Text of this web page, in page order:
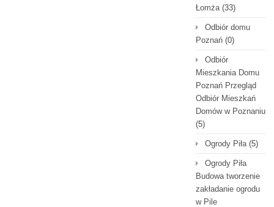
Łomża(33)
Odbiór domu
Poznań (0)
Odbiór
Mieszkania Domu
Poznań Przegląd
Odbiór Mieszkań
Domów w Poznaniu
(5)
Ogrody Piła(5)
Ogrody Piła
Budowa tworzenie
zakładanie ogrodu
w Pile